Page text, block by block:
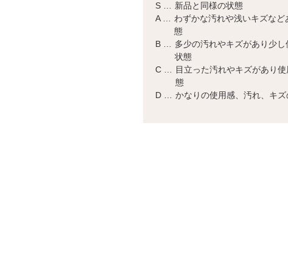
S … 新品と同様の状態
A … わずかな汚れや浅いキズなど
態
B … 多少の汚れやキズがあり少
状態
C … 目立った汚れやキズがあり
態
D … かなりの使用感、汚れ、キ